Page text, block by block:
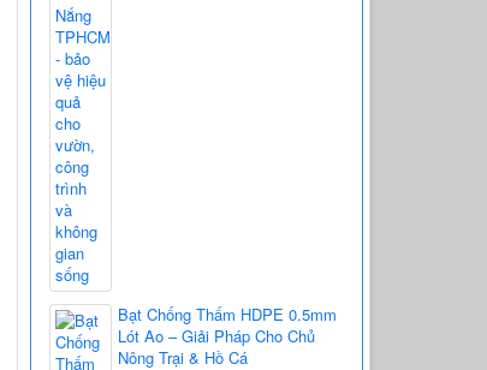
Bạt Chống Thấm HDPE 0.5mm
Lót Ao – Giải Pháp Cho Chủ
Nông Trại & Hồ Cá